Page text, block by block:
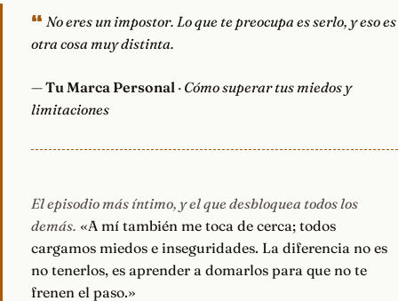
No eres un impostor. Lo que te preocupa es serlo, y eso es
otra cosa muy distinta.
—Tu Marca Personal · Cómo superar tus miedos y
limitaciones
El episodio más íntimo, y el que desbloquea todos los
demás. «A mí también me toca de cerca; todos
cargamos miedos e inseguridades. La diferencia no es
no tenerlos, es aprender a domarlos para que no te
frenen el paso.»